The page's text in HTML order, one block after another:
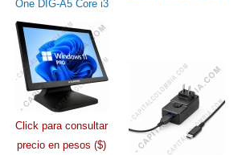
One DIG-A5 Core i3
Click para consultar
precio en pesos ($)